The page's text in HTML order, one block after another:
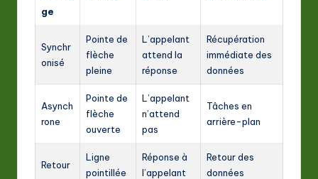
ge
Synchr
onisé
Pointe de
flèche
pleine
L’appelant
attend la
réponse
Récupération
immédiate des
données
Asynch
rone
Pointe de
flèche
ouverte
L’appelant
n’attend
pas
Tâches en
arrière-plan
Retour
Ligne
pointillée
Réponse à
l’appelant
Retour des
données